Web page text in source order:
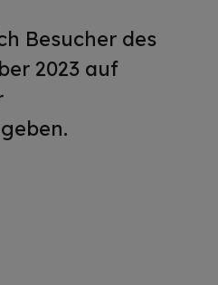
Besucher des
2023 auf